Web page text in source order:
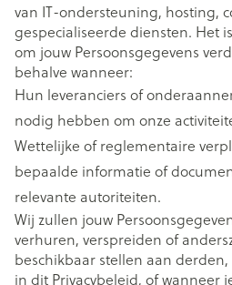
van IT-ondersteuning, hosting,
gespecialiseerde diensten. Het
om jouw Persoonsgegevens
behalve wanneer:
Hun leveranciers of
nodig hebben om onze
Wettelijke of reglementaire
bepaalde informatie of
relevante autoriteiten.
Wij zullen jouw
verhuren, verspreiden of
beschikbaar stellen aan
in dit Privacybeleid, of wanneer